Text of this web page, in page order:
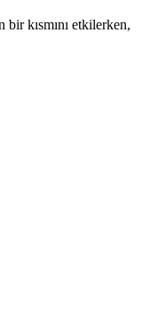
kısmını etkilerken,